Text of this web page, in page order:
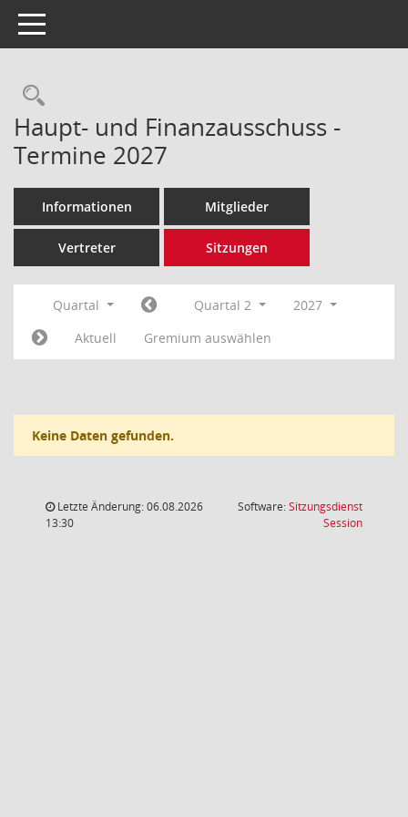
Toggle navigation
Rechercheauswahl
Haupt- und Finanzausschuss -
Termine 2027
Informationen Mitglieder
Vertreter Sitzungen
Quartal Quartal 2
2027
Aktuell
Gremium auswählen
Keine Daten gefunden.
Letzte Änderung: 06.08.2026
13:30
Software:Sitzungsdienst
Session(Wird in